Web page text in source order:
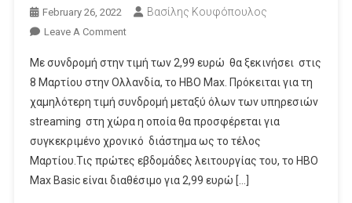
February 26, 2022 Βασίλης Κουφόπουλος
Leave A CommentOn
Συνδρομή
2,99
Ευρώ
Έρχεται
Το
HBO
Max!
Με συνδρομή στην τιμή των 2,99 ευρώ θα ξεκινήσει στις
8 Μαρτίου στην Ολλανδία, το HBO Max. Πρόκειται για τη
χαμηλότερη τιμή συνδρομή μεταξύ όλων των υπηρεσιών
streaming στη χώρα η οποία θα προσφέρεται για
συγκεκριμένο χρονικό διάστημα ως το τέλος
Μαρτίου.Τις πρώτες εβδομάδες λειτουργίας του, το HBO
Max Basic είναι διαθέσιμο για 2,99 ευρώ […]